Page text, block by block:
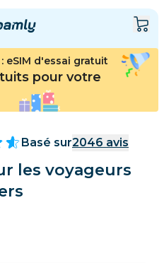
eSIM d'essai gratuit
pour votre
Basé sur2046 avis
les voyageurs